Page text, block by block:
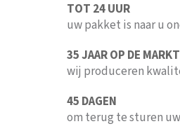
TOT 24 UUR
uw pakket is naar u
35 JAAR OP DE MARKT
wij produceren
45 DAGEN
om terug te sturen